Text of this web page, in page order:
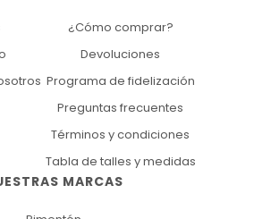
MARCAS
¿Cómo comprar?
Devoluciones
Programa de fidelización
Preguntas frecuentes
Términos y condiciones
Tabla de talles y medidas